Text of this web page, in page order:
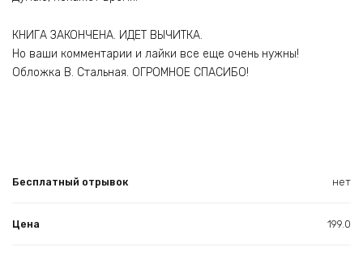
КНИГА ЗАКОНЧЕНА. ИДЕТ ВЫЧИТКА.
Но ваши комментарии и лайки все еще очень нужны!
Обложка В. Стальная. ОГРОМНОЕ СПАСИБО!
Бесплатный отрывок нет
Цена 199.0